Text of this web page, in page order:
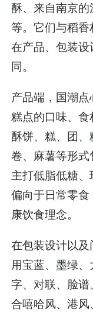
酥、来自南京
等。它们与稻香
在产品、包装
同。
产品端，国潮点
糕点的口味、
酥饼、糕、团
卷、麻薯等形式
主打低脂低糖
偏向于日常零
康饮食理念。
在包装设计以
用宝蓝、墨绿
字、对联、脸
合嘻哈风、港